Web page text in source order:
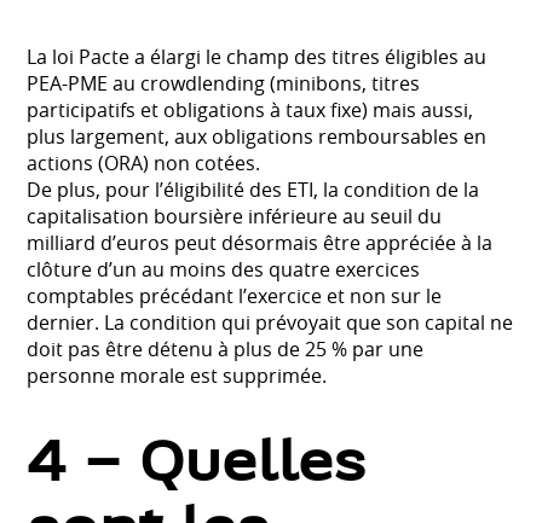
La loi Pacte a élargi le champ des titres éligibles au
PEA-PME au crowdlending (minibons, titres
participatifs et obligations à taux fixe) mais aussi,
plus largement, aux obligations remboursables en
actions (ORA) non cotées.
De plus, pour l’éligibilité des ETI, la condition de la
capitalisation boursière inférieure au seuil du
milliard d’euros peut désormais être appréciée à la
clôture d’un au moins des quatre exercices
comptables précédant l’exercice et non sur le
dernier. La condition qui prévoyait que son capital ne
doit pas être détenu à plus de 25 % par une
personne morale est supprimée.
4 – Quelles